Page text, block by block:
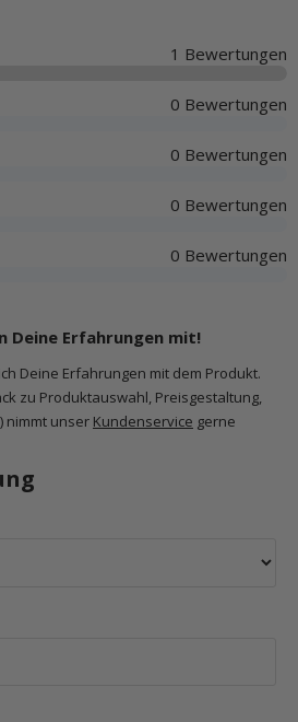
1 Bewertungen
0 Bewertungen
0 Bewertungen
0 Bewertungen
0 Bewertungen
Deine Erfahrungen mit!
Deine Erfahrungen mit dem Produkt.
zu Produktauswahl, Preisgestaltung,
nimmt unser Kundenservice gerne